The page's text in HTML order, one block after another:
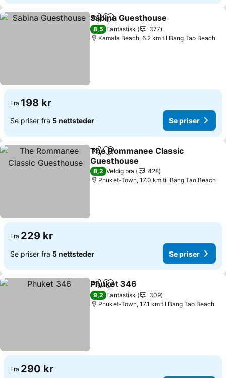
Del Legg til i favoritter
Sabina Guesthouse
8,5 Fantastisk
377
Kamala Beach, 6.2 km til Bang Tao Beach
Fra 198 kr
Se priser fra 5 nettsteder Se priser
Del Legg til i favoritter
The Rommanee Classic
Guesthouse
Se priser
8,2 Veldig bra
428
Phuket-Town, 17.0 km til Bang Tao Beach
Fra 229 kr
Se priser fra 5 nettsteder Se priser
Del Legg til i favoritter
Phuket 346
9,2 Fantastisk
309
Phuket-Town, 17.1 km til Bang Tao Beach
Fra 290 kr